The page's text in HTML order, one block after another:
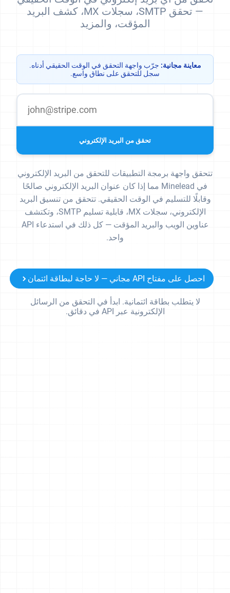
— تحقق SMTP، سجلات MX، كشف البريد
المؤقت، والمزيد
معاينة مجانية: جرّب واجهة التحقق في الوقت الحقيقي أدناه.
سجل للتحقق على نطاق واسع.
تحقق من البريد الإلكتروني
تتحقق واجهة برمجة التطبيقات للتحقق من البريد الإلكتروني
في Minelead مما إذا كان عنوان البريد الإلكتروني صالحًا
وقابلًا للتسليم في الوقت الحقيقي. تتحقق من تنسيق البريد
الإلكتروني، سجلات MX، قابلية تسليم SMTP، وتكتشف
عناوين الويب والبريد المؤقت — كل ذلك في استدعاء API
واحد.
احصل على مفتاح API مجاني — لا حاجة لبطاقة ائتمان
لا يتطلب بطاقة ائتمانية. ابدأ في التحقق من الرسائل
الإلكترونية عبر API في دقائق.